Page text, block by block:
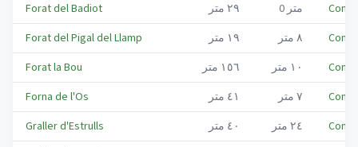
Forat del Badiot
٢٩ متر 0 متر
Forat del Pigal del Llamp
١٩ متر ٨ متر
Forat la Bou
١٥٦ متر ١٠ متر
Forna de l'Os
٤١ متر ٧ متر
Graller d'Estrulls
٤٠ متر ٢٤ متر